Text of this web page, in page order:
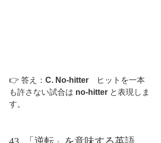
👉 答え： C. No-hitter
ヒットを一本
も許さない試合は no-hitter と表現しま
す。